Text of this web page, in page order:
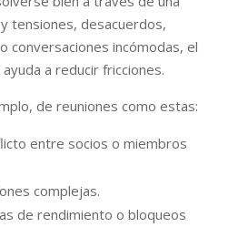
tensiones, desacuerdos,
conversaciones incómodas, el
a reducir fricciones.
de reuniones como estas:
entre socios o miembros
complejas.
de rendimiento o bloqueos